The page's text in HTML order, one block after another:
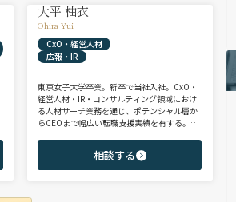
大平 柚衣
Ohira Yui
CxO・経営人材
広報・IR
東京女子大学卒業。新卒で当社入社。CxO・
経営人材・IR・コンサルティング領域におけ
る人材サーチ業務を通じ、ポテンシャル層か
らCEOまで幅広い転職支援実績を有する。コ
領域を中心に担当。未経験・ポテンシャル層
からミドル・ハイクラス層まで、年代・職階
相談する